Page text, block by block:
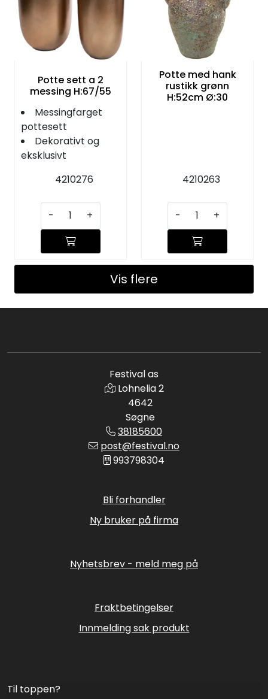
Potte sett a 2
messing H:67/55
Messingfarget
pottesett
Dekorativt og
eksklusivt
4210276
- +
Potte med hank
rustikk grønn
H:52cm Ø:30
4210263
- +
Vis flere
Festival as
Lohnelia 2
4642
Søgne
38185600
post@festival.no
993798304
Bli forhandler
Ny bruker på firma
Nyhetsbrev - meld meg på
Fraktbetingelser
Innmelding sak produkt
Til toppen?